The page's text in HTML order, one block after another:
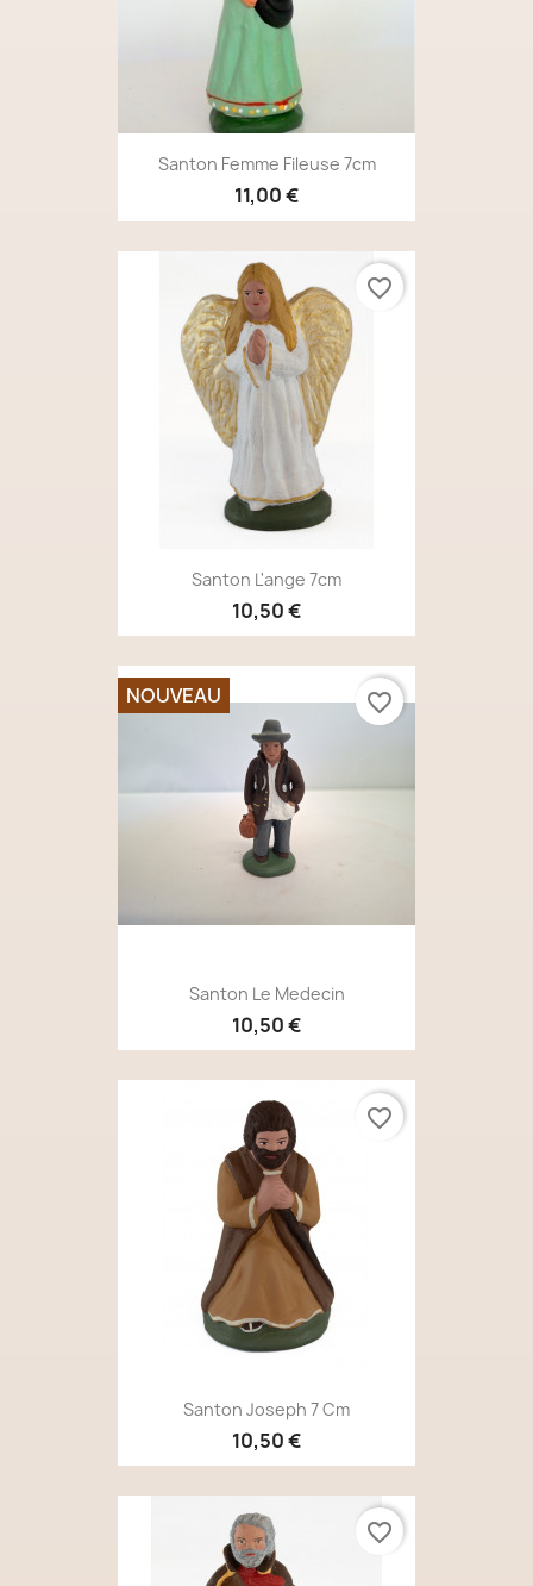
Santon Femme Fileuse 7cm
11,00 €
Santon L'ange 7cm
10,50 €
favorite_border
Santon Le Medecin
10,50 €
NOUVEAU favorite_border
Santon Joseph 7 Cm
10,50 €
favorite_border
favorite_border